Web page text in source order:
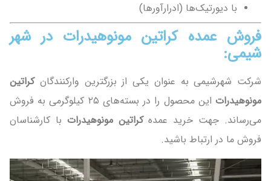
با دیورتیک‌ها (ادرارآورها)
فروش عمده کراتین مونوهیدرات در شهر
شیمی:
شرکت شهرشیمی به عنوان یکی از بزرگترین وارکنندگانکراتین
مونوهیدرات
این محصول را در بسته‌های ۲۵ کیلوگرمی به فروش
می‌رساند. جهت خرید عمدهکراتین مونوهیدرات با کارشناسان
فروش ما در ارتباط باشید.